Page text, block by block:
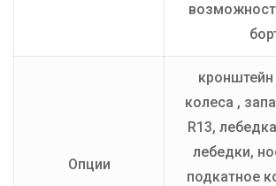
Опции
кронштейн
колеса ,
R13,
лебедки,
подкатное